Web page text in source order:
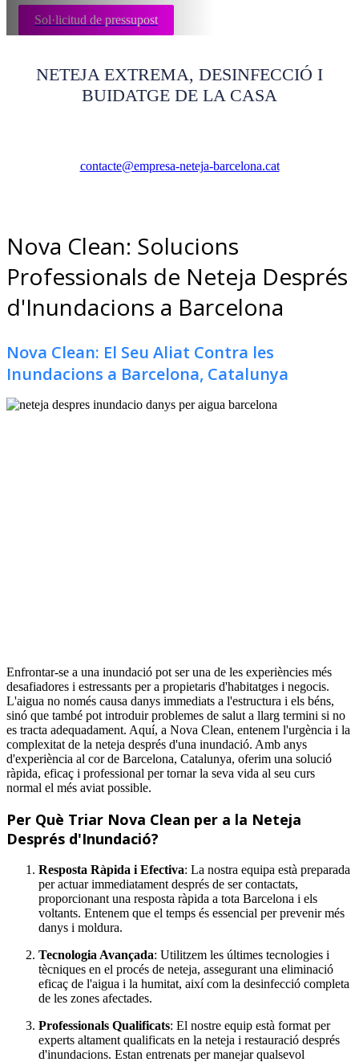
Sol·licitud de pressupost
NETEJA EXTREMA, DESINFECCIÓ I
BUIDATGE DE LA CASA
contacte@empresa-neteja-barcelona.cat
Nova Clean: Solucions
Professionals de Neteja Després
d'Inundacions a Barcelona
Nova Clean: El Seu Aliat Contra les
Inundacions a Barcelona, Catalunya
Enfrontar-se a una inundació pot ser una de les experiències més
desafiadores i estressants per a propietaris d'habitatges i negocis.
L'aigua no només causa danys immediats a l'estructura i els béns,
sinó que també pot introduir problemes de salut a llarg termini si no
es tracta adequadament. Aquí, a Nova Clean, entenem l'urgència i la
complexitat de la neteja després d'una inundació. Amb anys
d'experiència al cor de Barcelona, Catalunya, oferim una solució
ràpida, eficaç i professional per tornar la seva vida al seu curs
normal el més aviat possible.
Per Què Triar Nova Clean per a la Neteja
Després d'Inundació?
Resposta Ràpida i Efectiva: La nostra equipa està preparada
per actuar immediatament després de ser contactats,
proporcionant una resposta ràpida a tota Barcelona i els
voltants. Entenem que el temps és essencial per prevenir més
danys i moldura.
Tecnologia Avançada: Utilitzem les últimes tecnologies i
tècniques en el procés de neteja, assegurant una eliminació
eficaç de l'aigua i la humitat, així com la desinfecció completa
de les zones afectades.
Professionals Qualificats: El nostre equip està format per
experts altament qualificats en la neteja i restauració després
d'inundacions. Estan entrenats per manejar qualsevol